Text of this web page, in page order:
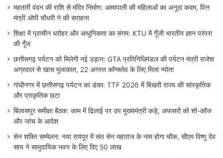
महतारी वंदन की राशि से मंदिर निर्माण: आमापाली की महिलाओं का अनूठा कदम, वित्त
मंत्री ओपी चौधरी ने की सराहना
शिक्षा में प्राचीन धरोहर और आधुनिकता का संगम: KTU में गूँजी भारतीय ज्ञान परंपरा
की गूँज
छत्तीसगढ़ पर्यटन को मिलेगी नई उड़ान: GTA प्रतिनिधिमंडल की पर्यटन मंत्री राजेश
अग्रवाल से खास मुलाकात, 22 अगस्त कॉन्क्लेव के लिए मिला न्योता
गांधीनगर में छत्तीसगढ़ पर्यटन का डंका: TTF 2026 में बिखरी राज्य की सांस्कृतिक
और प्राकृतिक छटा
बिलासपुर समीक्षा बैठक: काम में ढिलाई पर उप मुख्यमंत्री कड़े, अफसरों को शो-कॉज
और जांच के आदेश
सेन शक्ति सम्मेलन: नया रायपुर में संत सेन महाराज के नाम होगा चौक, सीएम विष्णु देव
साय ने सामुदायिक भवन के लिए दिए 50 लाख